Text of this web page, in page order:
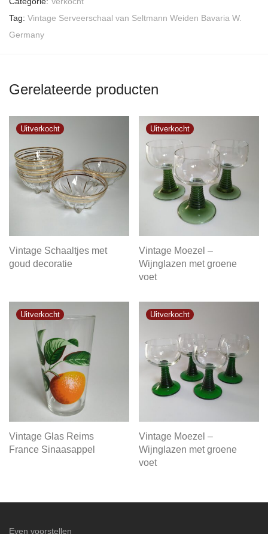
Tag: Vintage Serveerschaal van Seltmann Weiden Bavaria W.
Germany
Gerelateerde producten
Vintage Schaaltjes met
goud decoratie
Vintage Moezel –
Wijnglazen met groene
voet
Vintage Glas Reims
France Sinaasappel
Vintage Moezel –
Wijnglazen met groene
voet
Even voorstellen